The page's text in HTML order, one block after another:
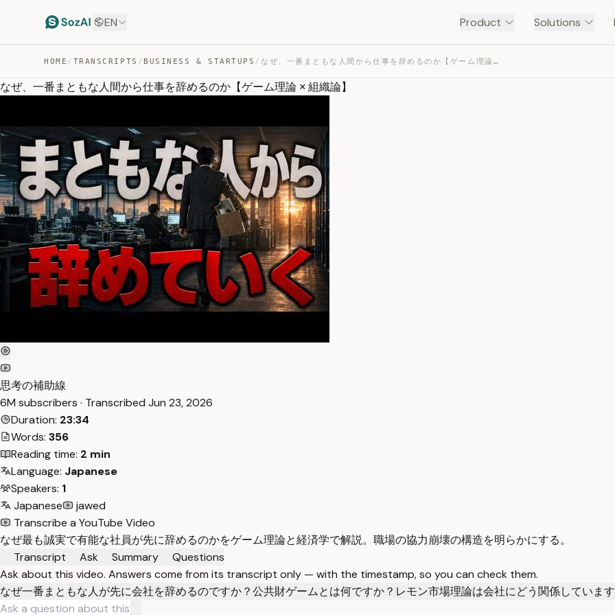
EN Product Solutions
HOME / TRANSCRIPTS / BUSINESS & STARTUPS / なぜ、一番まともな人間から仕事を辞めるのか【ゲーム理論 × 組織論】 — TRANSCRIPT
なぜ、一番まともな人間から仕事を辞めるのか【ゲーム理論 × 組織論】
思考の補助線
6M subscribers · Transcribed Jun 23, 2026
Duration: 23:34
Words: 356
Reading time: 2 min
Language: Japanese
Speakers: 1
Japanese
jawed
Transcribe a YouTube Video
なぜ最も誠実で有能な社員が先に辞めるのかをゲーム理論と経済学で解説。職場の協力崩壊の構造を明らかにする。
Transcript
Ask Summary
Questions
Ask about this video. Answers come from its transcript only — with the timestamp, so you can check them.
なぜ一番まともな人が先に会社を辞めるのですか？公共財ゲームとは何ですか？ レモン市場理論は会社にどう関係していま